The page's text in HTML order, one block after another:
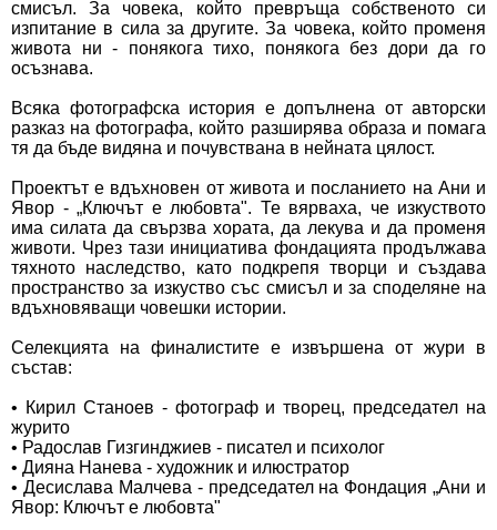
смисъл. За човека, който превръща собственото си
изпитание в сила за другите. За човека, който променя
живота ни - понякога тихо, понякога без дори да го
осъзнава.
Всяка фотографска история е допълнена от авторски
разказ на фотографа, който разширява образа и помага
тя да бъде видяна и почувствана в нейната цялост.
Проектът е вдъхновен от живота и посланието на Ани и
Явор - „Ключът е любовта". Те вярваха, че изкуството
има силата да свързва хората, да лекува и да променя
животи. Чрез тази инициатива фондацията продължава
тяхното наследство, като подкрепя творци и създава
пространство за изкуство със смисъл и за споделяне на
вдъхновяващи човешки истории.
Селекцията на финалистите е извършена от жури в
състав:
• Кирил Станоев - фотограф и творец, председател на
журито
• Радослав Гизгинджиев - писател и психолог
• Дияна Нанева - художник и илюстратор
• Десислава Малчева - председател на Фондация „Ани и
Явор: Ключът е любовта"